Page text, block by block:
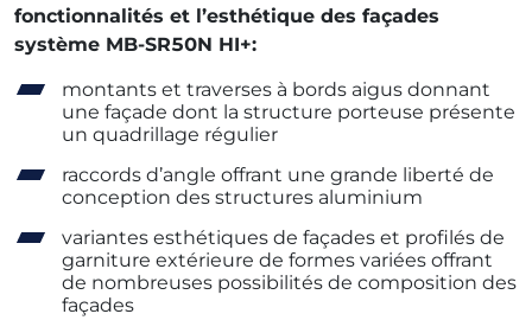
fonctionnalités et l’esthétique des façades
système MB-SR50N HI+:
montants et traverses à bords aigus donnant
une façade dont la structure porteuse présente
un quadrillage régulier
raccords d’angle offrant une grande liberté de
conception des structures aluminium
variantes esthétiques de façades et profilés de
garniture extérieure de formes variées offrant
de nombreuses possibilités de composition des
façades